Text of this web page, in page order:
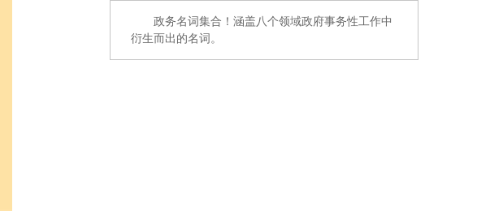
政务名词集合！涵盖八个领域政府事务性工作中
衍生而出的名词。